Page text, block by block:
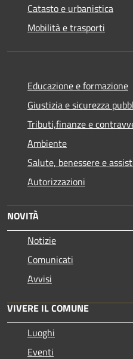
Catasto e urbanistica
Mobilità e trasporti
Educazione e formazione
Giustizia e sicurezza
Tributi,finanze e
Ambiente
Salute, benessere e
Autorizzazioni
NOVITÀ
Notizie
Comunicati
Avvisi
VIVERE IL COMUNE
Luoghi
Eventi